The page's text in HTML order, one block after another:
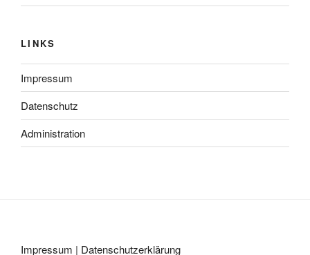
LINKS
Impressum
Datenschutz
Administration
Impressum | Datenschutzerklärung